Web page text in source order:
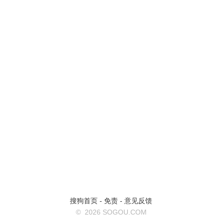
搜狗首页 - 免责 - 意见反馈
© 2026 SOGOU.COM